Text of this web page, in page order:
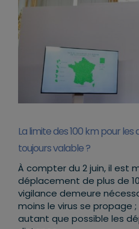
La limite des 100 km pour
toujours valable ?
À compter du 2 juin, il est
déplacement de plus de
vigilance demeure
moins le virus se propage
autant que possible les